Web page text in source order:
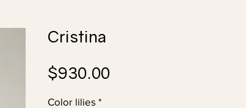
Cristina
$930.00Precio
Color lilies *